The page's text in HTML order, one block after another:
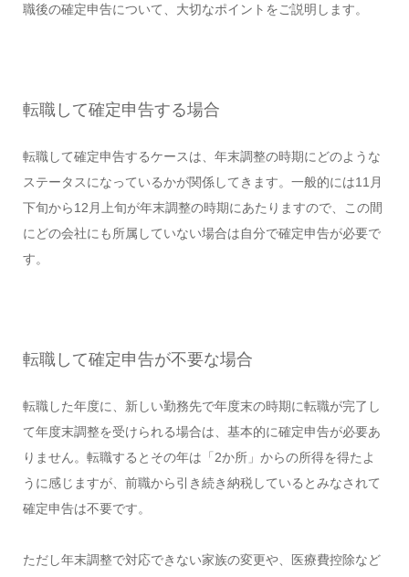
職後の確定申告について、大切なポイントをご説明します。
転職して確定申告する場合
転職して確定申告するケースは、年末調整の時期にどのような
ステータスになっているかが関係してきます。一般的には11月
下旬から12月上旬が年末調整の時期にあたりますので、この間
にどの会社にも所属していない場合は自分で確定申告が必要で
す。
転職して確定申告が不要な場合
転職した年度に、新しい勤務先で年度末の時期に転職が完了し
て年度末調整を受けられる場合は、基本的に確定申告が必要あ
りません。転職するとその年は「2か所」からの所得を得たよ
うに感じますが、前職から引き続き納税しているとみなされて
確定申告は不要です。
ただし年末調整で対応できない家族の変更や、医療費控除など